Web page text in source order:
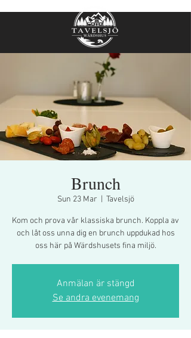
Brunch
Sun 23 Mar Tavelsjö
Kom och prova vår klassiska brunch. Koppla av
och låt oss unna dig en brunch uppdukad hos
oss här på Wärdshusets fina miljö.
Anmälan är stängd
Se andra evenemang